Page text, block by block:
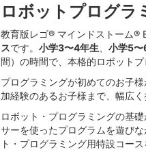
ロボットプログラ
教育版レゴ® マインドストーム®
スです。 小学3〜4年生 小学5〜
間）の時間で、本格的ロボット
プログラミングが初めてのお子
加経験のあるお子様まで、幅広
ロボット・プログラミングの基
サーを使ったプログラムを遊び
ト・プログラミング用特設コー